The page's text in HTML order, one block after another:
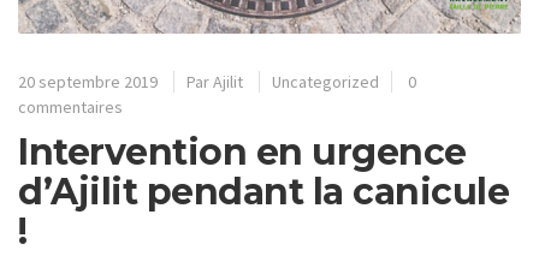
20 septembre 2019 ParAjilit Uncategorized
0
commentaires
Intervention en urgence
d’Ajilit pendant la canicule
!